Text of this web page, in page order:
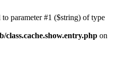
to parameter #1 ($string) of type
on